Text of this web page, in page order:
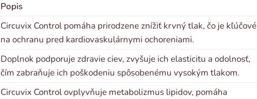
Popis
Circuvix Control pomáha prirodzene znížiť krvný tlak, čo je kľúčové
na ochranu pred kardiovaskulárnymi ochoreniami.
Doplnok podporuje zdravie ciev, zvyšuje ich elasticitu a odolnosť,
čím zabraňuje ich poškodeniu spôsobenému vysokým tlakom.
Circuvix Control ovplyvňuje metabolizmus lipidov, pomáha